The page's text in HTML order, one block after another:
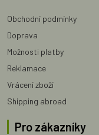
Obchodní podmínky
Doprava
Možnosti platby
Reklamace
Vrácení zboží
Shipping abroad
Pro zákazníky